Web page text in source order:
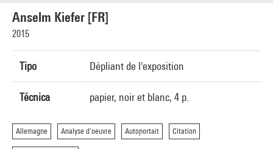
Anselm Kiefer [FR]
2015
Tipo Dépliant de l'exposition
Técnica papier, noir et blanc, 4 p.
Allemagne Analyse d'oeuvre Autoportait Citation